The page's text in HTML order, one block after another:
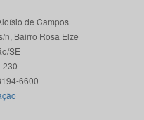
de Campos
n, Bairro Rosa Elze
SE
230